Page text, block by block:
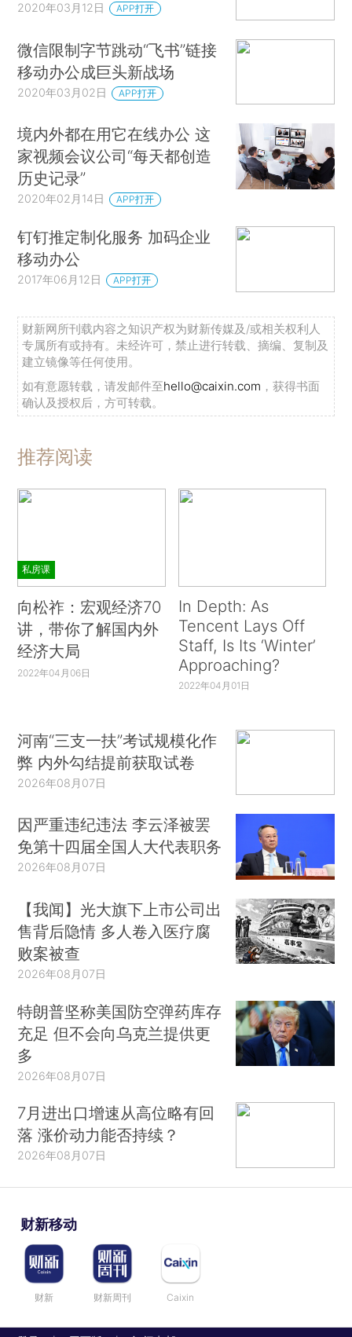
2020年03月12日 APP打开
微信限制字节跳动“飞书”链接
移动办公成巨头新战场
2020年03月02日 APP打开
境内外都在用它在线办公 这
家视频会议公司“每天都创造
历史记录”
2020年02月14日 APP打开
钉钉推定制化服务 加码企业
移动办公
2017年06月12日 APP打开
财新网所刊载内容之知识产权为财新传媒及/或相关权利人
专属所有或持有。未经许可，禁止进行转载、摘编、复制及
建立镜像等任何使用。
如有意愿转载，请发邮件至hello@caixin.com ，获得书面
确认及授权后，方可转载。
推荐阅读
私房课
向松祚：宏观经济70
讲，带你了解国内外
经济大局
2022年04月06日
In Depth: As
Tencent Lays Off
Staff, Is Its ‘Winter’
Approaching?
2022年04月01日
河南“三支一扶”考试规模化作
弊 内外勾结提前获取试卷
2026年08月07日
因严重违纪违法 李云泽被罢
免第十四届全国人大代表职务
2026年08月07日
【我闻】光大旗下上市公司出
售背后隐情 多人卷入医疗腐
败案被查
2026年08月07日
特朗普坚称美国防空弹药库存
充足 但不会向乌克兰提供更
多
2026年08月07日
7月进出口增速从高位略有回
落 涨价动力能否持续？
2026年08月07日
财新移动
财新 财新周刊 Caixin